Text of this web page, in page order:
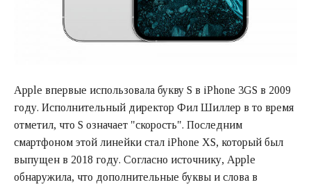
Apple впервые использовала букву S в iPhone 3GS в 2009
году. Исполнительный директор Фил Шиллер в то время
отметил, что S означает "скорость". Последним
смартфоном этой линейки стал iPhone XS, который был
выпущен в 2018 году. Согласно источнику, Apple
обнаружила, что дополнительные буквы и слова в